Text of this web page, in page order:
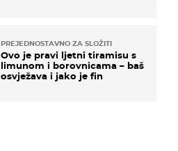
PREJEDNOSTAVNO ZA SLOŽITI
Ovo je pravi ljetni tiramisu s
limunom i borovnicama – baš
osvježava i jako je fin